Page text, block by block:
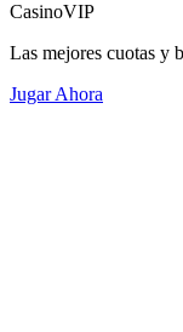
CasinoVIP
Las mejores cuotas y
Jugar Ahora